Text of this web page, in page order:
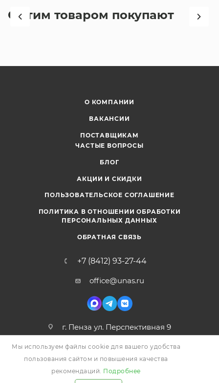
С этим товаром покупают
О КОМПАНИИ
ВАКАНСИИ
ПОСТАВЩИКАМ
ЧАСТЫЕ ВОПРОСЫ
БЛОГ
АКЦИИ И СКИДКИ
ПОЛЬЗОВАТЕЛЬСКОЕ СОГЛАШЕНИЕ
ПОЛИТИКА В ОТНОШЕНИИ ОБРАБОТКИ
ПЕРСОНАЛЬНЫХ ДАННЫХ
ОБРАТНАЯ СВЯЗЬ
+7 (8412) 93-27-44
office@unas.ru
г. Пенза ул. Перспективная 9
Мы используем файлы cookie для вашего удобства
пользования сайтом и повышения качества
рекомендаций. Подробнее